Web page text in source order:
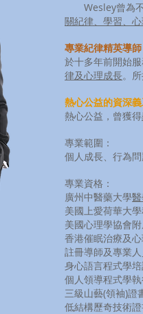
Wesley曾為不
關紀律、學習、
專業紀律精英導師
於十多年前開始
律及心理成長。
熱心公益的資深
熱心公益，曾獲得
專業範圍：
個人成長、行為
專業資格：
廣州中醫藥大學
美國上愛荷華大
美國心理學協會
香港催眠治療及
註冊導師及專業
身心語言程式學
個人領導程式學
三級山藝(領袖)證
低結構歷奇技術